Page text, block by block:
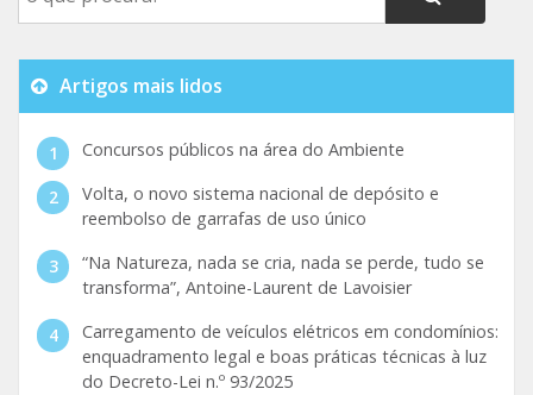
Artigos mais lidos
Concursos públicos na área do Ambiente
Volta, o novo sistema nacional de depósito e
reembolso de garrafas de uso único
“Na Natureza, nada se cria, nada se perde, tudo se
transforma”, Antoine-Laurent de Lavoisier
Carregamento de veículos elétricos em condomínios:
enquadramento legal e boas práticas técnicas à luz
do Decreto-Lei n.º 93/2025